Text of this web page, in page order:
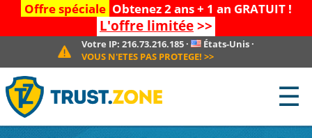
Offre spéciale Obtenez 2 ans + 1 an GRATUIT !
L'offre limitée>>
Votre IP: 216.73.216.185· États-Unis ·
VOUS N'ETES PAS PROTEGE! >>
☰